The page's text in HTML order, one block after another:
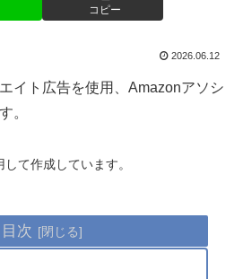
コピー
2026.06.12
イト広告を使用、Amazonアソシ
。
て作成しています。
目次